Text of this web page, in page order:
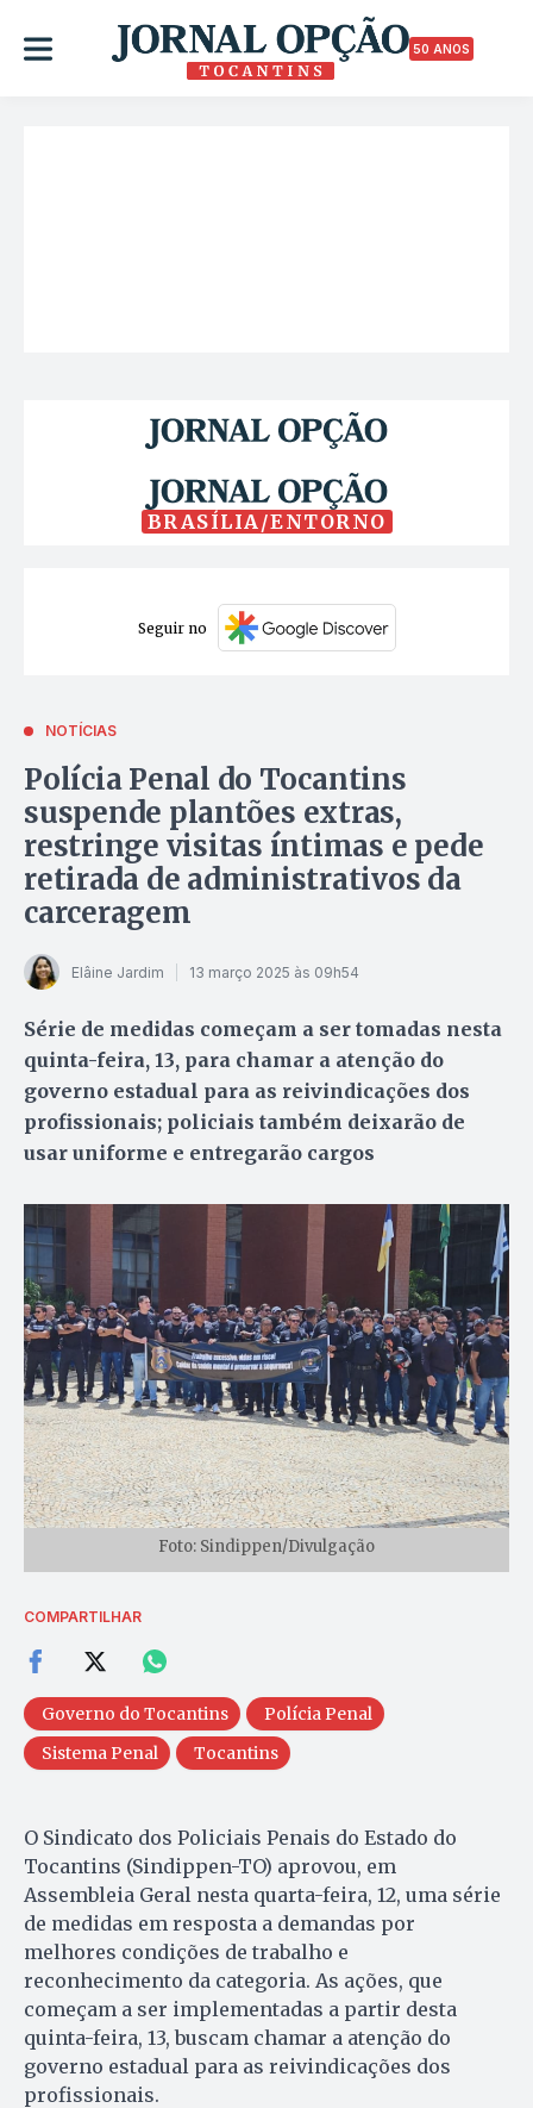
50 ANOS
BRASÍLIA/ENTORNO
Seguir no
NOTÍCIAS
Polícia Penal do Tocantins
suspende plantões extras,
restringe visitas íntimas e pede
retirada de administrativos da
carceragem
Elâine Jardim 13 março 2025 às 09h54
Série de medidas começam a ser tomadas nesta
quinta-feira, 13, para chamar a atenção do
governo estadual para as reivindicações dos
profissionais; policiais também deixarão de
usar uniforme e entregarão cargos
Foto: Sindippen/Divulgação
COMPARTILHAR
Governo do Tocantins
Polícia Penal
Sistema Penal
Tocantins
O Sindicato dos Policiais Penais do Estado do
Tocantins (Sindippen-TO) aprovou, em
Assembleia Geral nesta quarta-feira, 12, uma série
de medidas em resposta a demandas por
melhores condições de trabalho e
reconhecimento da categoria. As ações, que
começam a ser implementadas a partir desta
quinta-feira, 13, buscam chamar a atenção do
governo estadual para as reivindicações dos
profissionais.